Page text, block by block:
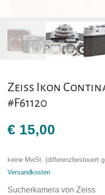
Zeiss Ikon
#F61120
€ 15,00
keine MwSt. (differenzbesteuert
Versandkosten
Sucherkamera von Zeiss